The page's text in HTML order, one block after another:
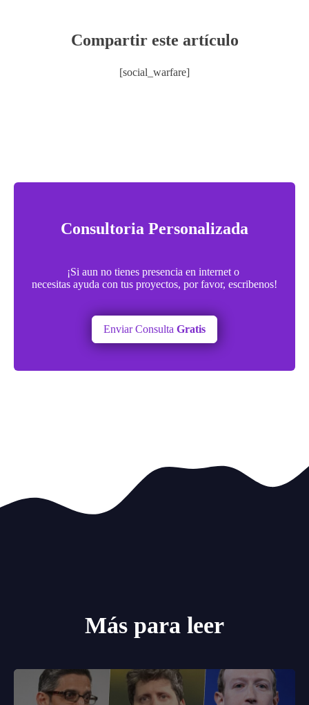
Compartir este artículo
[social_warfare]
Consultoria Personalizada
¡Si aun no tienes presencia en internet o
necesitas ayuda con tus proyectos, por favor, escribenos!
Enviar Consulta Gratis
Más para leer